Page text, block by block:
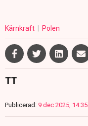
Kärnkraft Polen
TT
Publicerad: 9 dec 2025, 14:35